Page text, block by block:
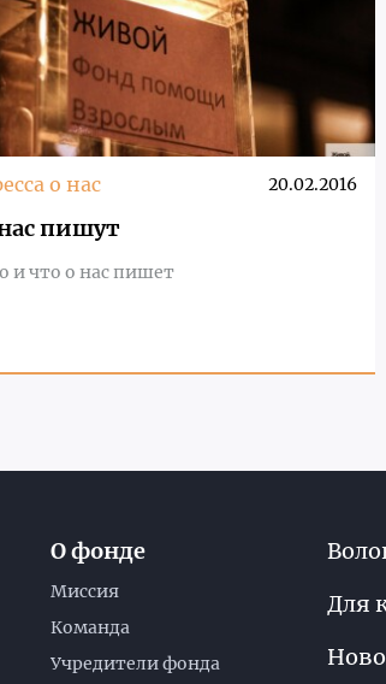
о нас 20.02.2016
пишут
и что о нас пишет
О фонде
Миссия
Команда
Учредители фонда
Для